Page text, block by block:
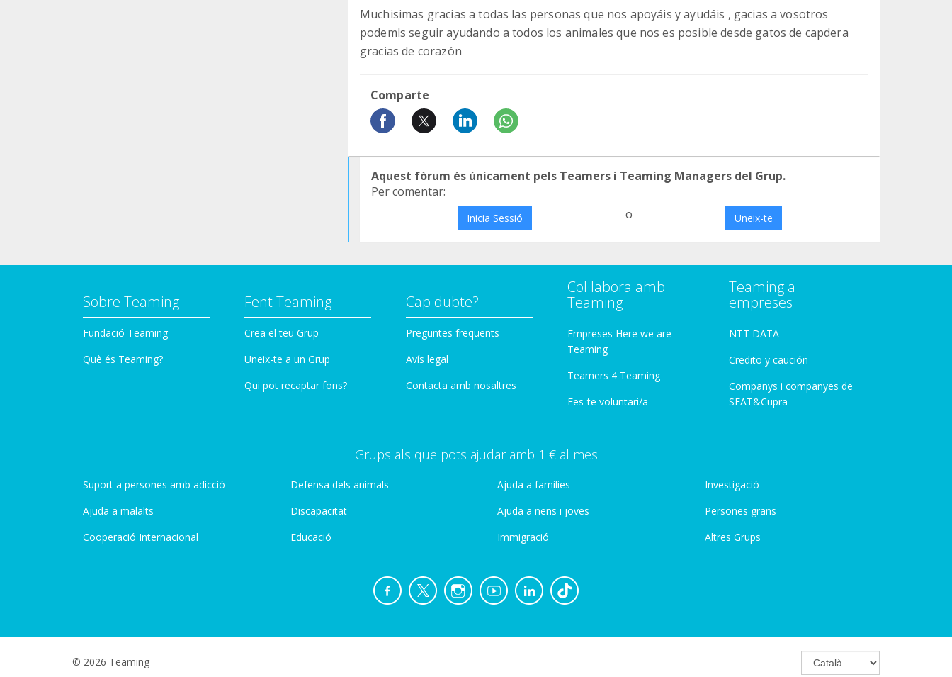
Muchisimas gracias a todas las personas que nos apoyáis y ayudáis , gacias a vosotros
podemls seguir ayudando a todos los animales que nos es posible desde gatos de capdera
gracias de corazón
Comparte
Aquest fòrum és únicament pels Teamers i Teaming Managers del Grup.
Per comentar:
Inicia Sessió o Uneix-te
Sobre Teaming
Fundació Teaming
Què és Teaming?
Fent Teaming
Crea el teu Grup
Uneix-te a un Grup
Qui pot recaptar fons?
Cap dubte?
Preguntes freqüents
Avís legal
Contacta amb nosaltres
Col·labora amb
Teaming
Empreses Here we are
Teaming
Teamers 4 Teaming
Fes-te voluntari/a
Teaming a
empreses
NTT DATA
Credito y caución
Companys i companyes de
SEAT&Cupra
Grups als que pots ajudar amb 1 € al mes
Suport a persones amb adicció
Ajuda a malalts
Cooperació Internacional
Defensa dels animals
Discapacitat
Educació
Ajuda a families
Ajuda a nens i joves
Immigració
Investigació
Persones grans
Altres Grups
© 2026 Teaming